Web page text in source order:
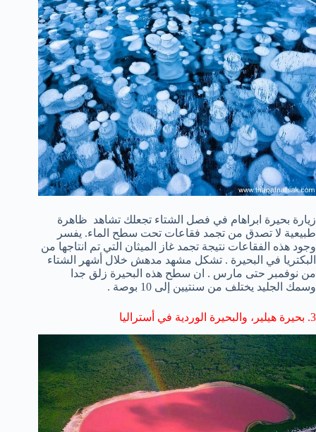
زيارة بحيرة ابراهام في فصل الشتاء تجعلك تشاهد ظاهرة
طبيعية لا تصدق من تجمد فقاعات تحت سطح الماء. يفسر
وجود هذه الفقاعات نتيجة تجمد غاز الميثان التي تم انتاجها من
البكتريا في البحيرة . تشكل مشهد مدهش خلال أشهر الشتاء
من نوفمبر حتى مارس . ان سطح هذه البحيرة زلق جدا
وسمك الجليد يختلف من سنتيين إلى 10 بوصة .
3
. بحيرة هيلير ، والبحيرة الوردية في أستراليا